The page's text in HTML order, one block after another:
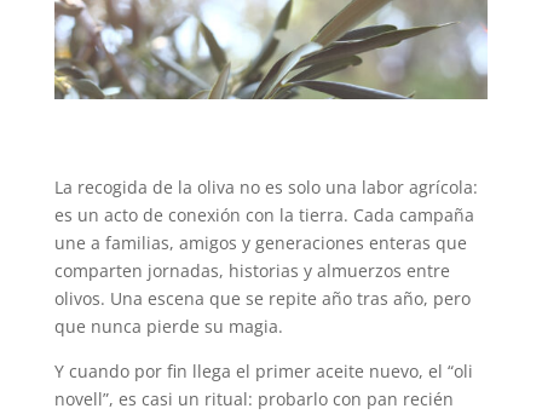
La recogida de la oliva no es solo una labor agrícola:
es un acto de conexión con la tierra. Cada campaña
une a familias, amigos y generaciones enteras que
comparten jornadas, historias y almuerzos entre
olivos. Una escena que se repite año tras año, pero
que nunca pierde su magia.
Y cuando por fin llega el primer aceite nuevo, el “oli
novell”, es casi un ritual: probarlo con pan recién